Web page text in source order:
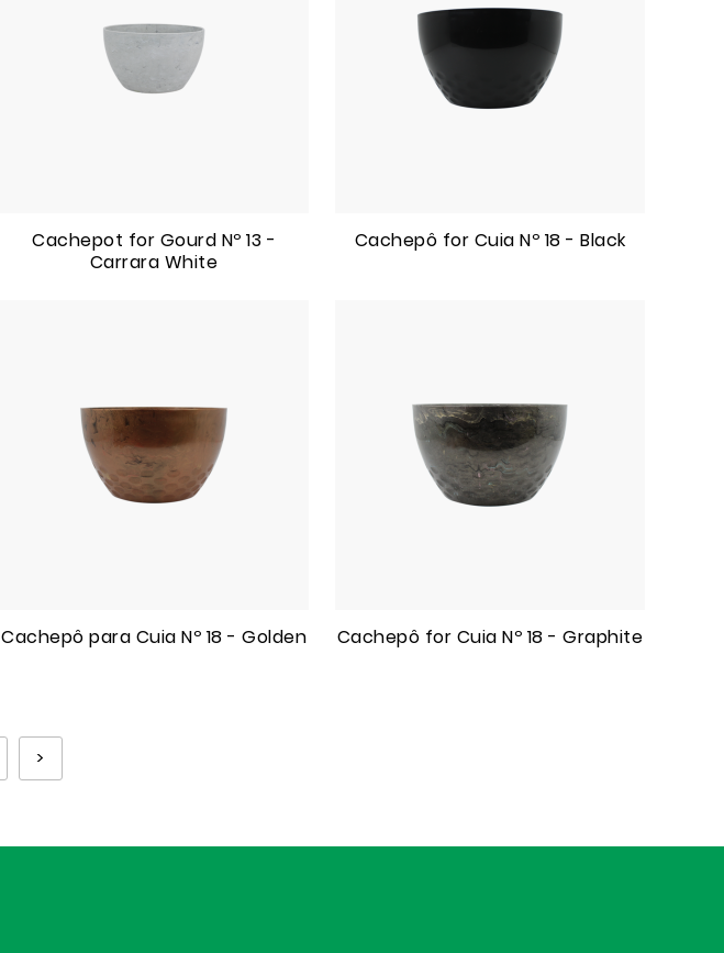
Cachepot for Gourd Nº 13 -
Carrara White
Cachepô for Cuia Nº 18 - Black
Cachepô para Cuia Nº 18 - Golden Cachepô for Cuia Nº 18 - Graphite
>